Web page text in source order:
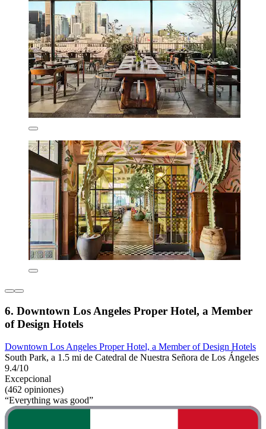
6. Downtown Los Angeles Proper Hotel, a Member
of Design Hotels
Downtown Los Angeles Proper Hotel, a Member of Design Hotels
South Park, a 1.5 mi de Catedral de Nuestra Señora de Los Ángeles
9.4/10
Excepcional
(462 opiniones)
“Everything was good”